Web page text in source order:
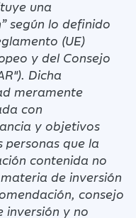
una
según lo definido
(UE)
y del Consejo
Dicha
meramente
con
y objetivos
personas que la
contenida no
de inversión
consejo
inversión y no